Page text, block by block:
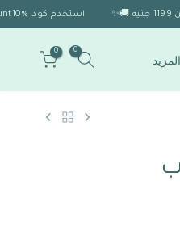
استخدم كود Discount10% 🎁 للحصول على خصم 10% لو الاوردر اكتر من 1999 🎉
المزيد
0
0